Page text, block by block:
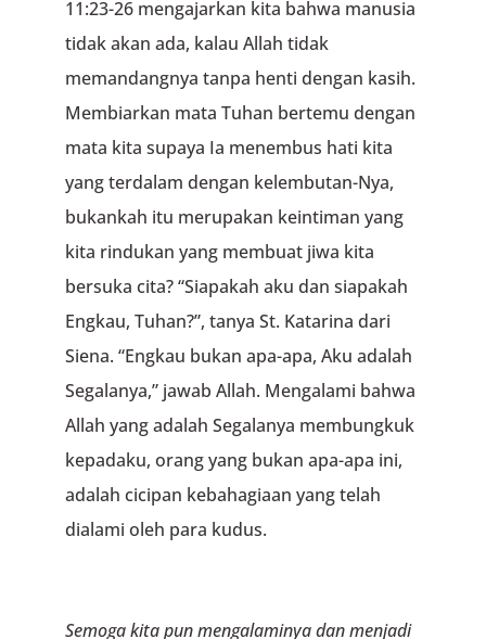
11:23-26 mengajarkan kita bahwa manusia
tidak akan ada, kalau Allah tidak
memandangnya tanpa henti dengan kasih.
Membiarkan mata Tuhan bertemu dengan
mata kita supaya Ia menembus hati kita
yang terdalam dengan kelembutan-Nya,
bukankah itu merupakan keintiman yang
kita rindukan yang membuat jiwa kita
bersuka cita? “Siapakah aku dan siapakah
Engkau, Tuhan?”, tanya St. Katarina dari
Siena. “Engkau bukan apa-apa, Aku adalah
Segalanya,” jawab Allah. Mengalami bahwa
Allah yang adalah Segalanya membungkuk
kepadaku, orang yang bukan apa-apa ini,
adalah cicipan kebahagiaan yang telah
dialami oleh para kudus.
Semoga kita pun mengalaminya dan menjadi